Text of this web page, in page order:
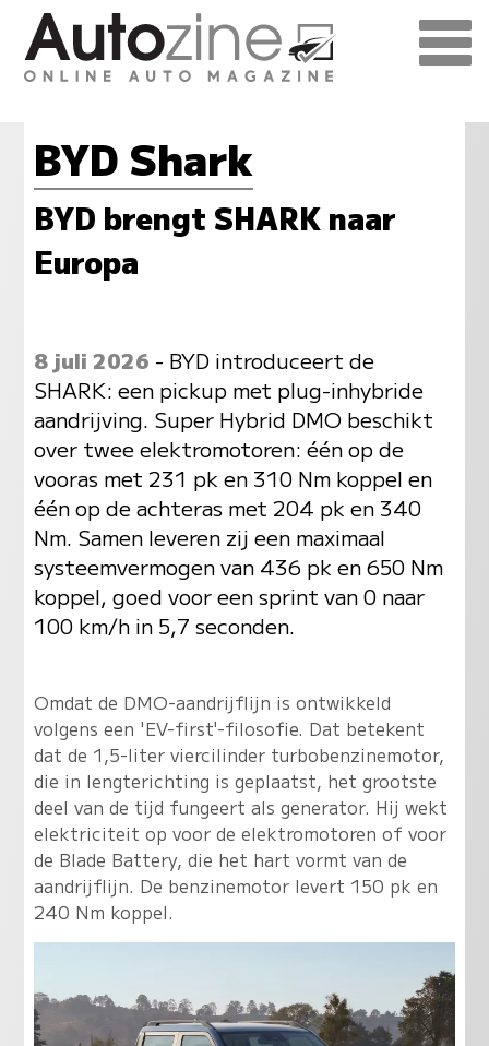
BYD Shark
BYD brengt SHARK naar
Europa
8 juli 2026 - BYD introduceert de
SHARK: een pickup met plug-inhybride
aandrijving. Super Hybrid DMO beschikt
over twee elektromotoren: één op de
vooras met 231 pk en 310 Nm koppel en
één op de achteras met 204 pk en 340
Nm. Samen leveren zij een maximaal
systeemvermogen van 436 pk en 650 Nm
koppel, goed voor een sprint van 0 naar
100 km/h in 5,7 seconden.
Omdat de DMO-aandrijflijn is ontwikkeld
volgens een 'EV-first'-filosofie. Dat betekent
dat de 1,5-liter viercilinder turbobenzinemotor,
die in lengterichting is geplaatst, het grootste
deel van de tijd fungeert als generator. Hij wekt
elektriciteit op voor de elektromotoren of voor
de Blade Battery, die het hart vormt van de
aandrijflijn. De benzinemotor levert 150 pk en
240 Nm koppel.